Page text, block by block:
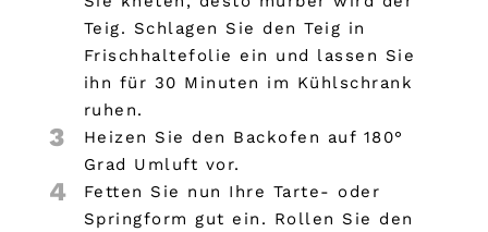
Teig. Schlagen Sie den Teig in
Frischhaltefolie ein und lassen Sie
ihn für 30 Minuten im Kühlschrank
ruhen.
3
Heizen Sie den Backofen auf 180°
Grad Umluft vor.
4
Fetten Sie nun Ihre Tarte- oder
Springform gut ein. Rollen Sie den